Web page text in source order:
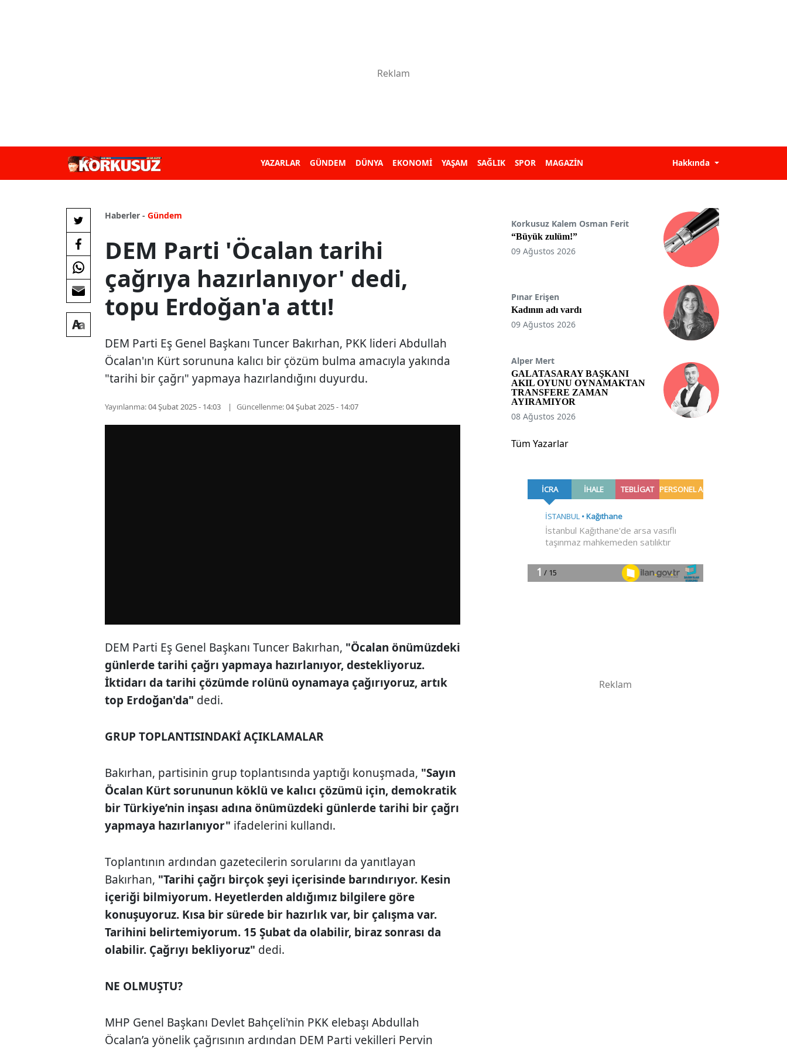
YAZARLAR GÜNDEM DÜNYA EKONOMİ YAŞAM SAĞLIK SPOR MAGAZİN Hakkında
Haberler - Gündem
DEM Parti 'Öcalan tarihi
çağrıya hazırlanıyor' dedi,
topu Erdoğan'a attı!
DEM Parti Eş Genel Başkanı Tuncer Bakırhan, PKK lideri Abdullah
Öcalan'ın Kürt sorununa kalıcı bir çözüm bulma amacıyla yakında
"tarihi bir çağrı" yapmaya hazırlandığını duyurdu.
Yayınlanma:04 Şubat 2025 - 14:03 Güncellenme:04 Şubat 2025 - 14:07
DEM Parti Eş Genel Başkanı Tuncer Bakırhan, "Öcalan önümüzdeki
günlerde tarihi çağrı yapmaya hazırlanıyor, destekliyoruz.
İktidarı da tarihi çözümde rolünü oynamaya çağırıyoruz, artık
top Erdoğan'da" dedi.
GRUP TOPLANTISINDAKİ AÇIKLAMALAR
Bakırhan, partisinin grup toplantısında yaptığı konuşmada, "Sayın
Öcalan Kürt sorununun köklü ve kalıcı çözümü için, demokratik
bir Türkiye’nin inşası adına önümüzdeki günlerde tarihi bir çağrı
yapmaya hazırlanıyor" ifadelerini kullandı.
Toplantının ardından gazetecilerin sorularını da yanıtlayan
Bakırhan, "Tarihi çağrı birçok şeyi içerisinde barındırıyor. Kesin
içeriği bilmiyorum. Heyetlerden aldığımız bilgilere göre
konuşuyoruz. Kısa bir sürede bir hazırlık var, bir çalışma var.
Tarihini belirtemiyorum. 15 Şubat da olabilir, biraz sonrası da
olabilir. Çağrıyı bekliyoruz" dedi.
NE OLMUŞTU?
MHP Genel Başkanı Devlet Bahçeli'nin PKK elebaşı Abdullah
Öcalan’a yönelik çağrısının ardından DEM Parti vekilleri Pervin
Korkusuz Kalem Osman Ferit
“Büyük zulüm!”
09 Ağustos 2026
Pınar Erişen
Kadının adı vardı
09 Ağustos 2026
Alper Mert
GALATASARAY BAŞKANI
AKIL OYUNU OYNAMAKTAN
TRANSFERE ZAMAN
AYIRAMIYOR
08 Ağustos 2026
Tüm Yazarlar